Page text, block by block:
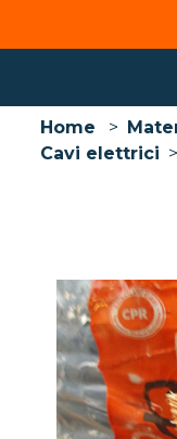
Home >
Cavi elettrici >